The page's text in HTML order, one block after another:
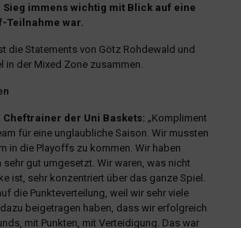
Sieg immens wichtig mit Blick auf eine
Teilnahme war.
die Statements von Götz Rohdewald und
in der Mixed Zone zusammen.
Cheftrainer der Uni Baskets: „Kompliment
für eine unglaubliche Saison. Wir mussten
in die Playoffs zu kommen. Wir haben
sehr gut umgesetzt. Wir waren, was nicht
ist, sehr konzentriert über das ganze Spiel.
die Punkteverteilung, weil wir sehr viele
beigetragen haben, dass wir erfolgreich
mit Punkten, mit Verteidigung. Das war